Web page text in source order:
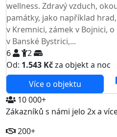
wellness. Zdravý vzduch,
památky, jako například
v Kremnici, zámek v Bojnici,
v Banské Bystrici,...
6
2
Od: 1.543 Kčza objekt a noc
Více o objektu
10 000+
Zákazníků s námi jelo 2x a
200+